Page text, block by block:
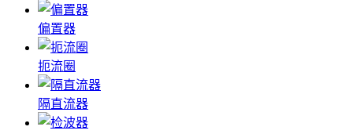
偏置器
扼流圈
隔直流器